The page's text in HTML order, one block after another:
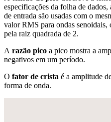
especificações da folha de
de entrada são usadas com o
valor RMS para ondas
pela raiz quadrada de 2.
A razão pico a pico mostra a
negativos em um período.
O fator de crista é a amplitude
forma de onda.